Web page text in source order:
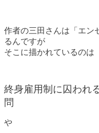
作者の三田さんは「エン
るんですが
そこに描かれているのは
終身雇用制に囚われ
問
や